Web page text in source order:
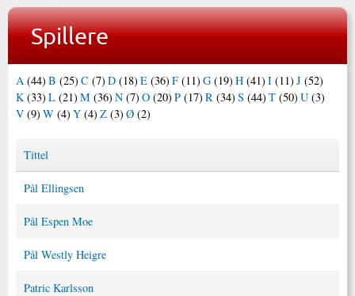
Spillere
A (44) B (25) C (7) D (18) E (36) F (11) G (19) H (41) I (11) J (52)
K(33) L (21) M (36) N (7) O (20) P (17) R (34) S (44) T (50) U (3)
V (9) W (4) Y (4) Z (3) Ø (2)
Tittel
Pål Ellingsen
Pål Espen Moe
Pål Westly Heigre
Patric Karlsson